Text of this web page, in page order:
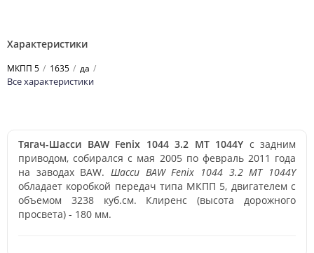
Характеристики
МКПП 5 1635 да
Все характеристики
Тягач-Шасси BAW Fenix 1044 3.2 MT 1044Y с задним
приводом, собирался с мая 2005 по февраль 2011 года
на заводах BAW. Шасси BAW Fenix 1044 3.2 MT 1044Y
обладает коробкой передач типа МКПП 5, двигателем с
объемом 3238 куб.см. Клиренс (высота дорожного
просвета) - 180 мм.